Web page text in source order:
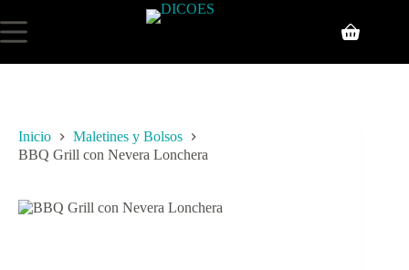
Inicio
Maletines y Bolsos
BBQ Grill con Nevera Lonchera